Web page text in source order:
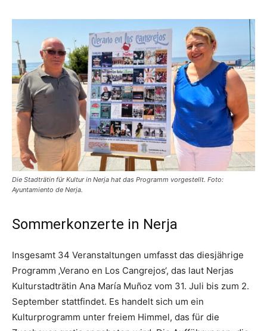
Die Stadträtin für Kultur in Nerja hat das Programm vorgestellt. Foto:
Ayuntamiento de Nerja.
Sommerkonzerte in Nerja
Insgesamt 34 Veranstaltungen umfasst das diesjährige
Programm ‚Verano en Los Cangrejos‘, das laut Nerjas
Kulturstadträtin Ana María Muñoz vom 31. Juli bis zum 2.
September stattfindet. Es handelt sich um ein
Kulturprogramm unter freiem Himmel, das für die